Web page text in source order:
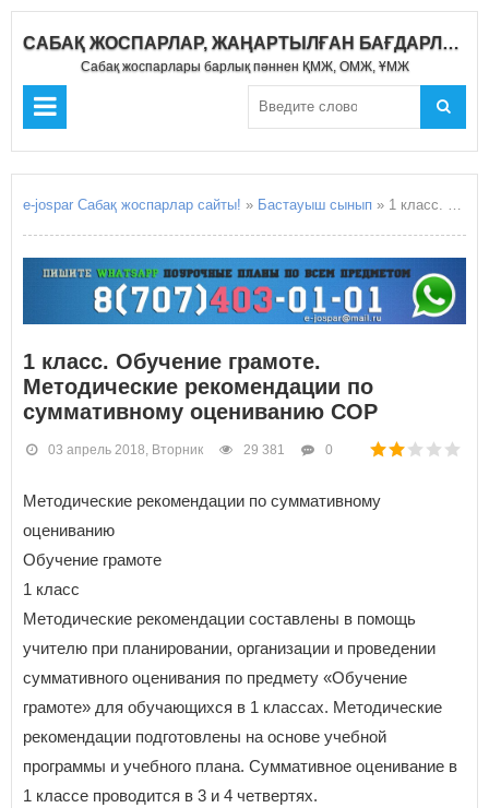
САБАҚ ЖОСПАРЛАР, ЖАҢАРТЫЛҒАН БАҒДАРЛАМА 2020-2021
Сабақ жоспарлары барлық пәннен ҚМЖ, ОМЖ, ҰМЖ
e-jospar Сабақ жоспарлар сайты! » Бастауыш сынып » 1 класс. Обучение грамоте. Методические рекомендации по суммативному оцениванию СОР
1 класс. Обучение грамоте.
Методические рекомендации по
суммативному оцениванию СОР
03 апрель 2018, Вторник 29 381 0
Методические рекомендации по суммативному
оцениванию
Обучение грамоте
1 класс
Методические рекомендации составлены в помощь
учителю при планировании, организации и проведении
суммативного оценивания по предмету «Обучение
грамоте» для обучающихся в 1 классах. Методические
рекомендации подготовлены на основе учебной
программы и учебного плана. Суммативное оценивание в
1 классе проводится в 3 и 4 четвертях.